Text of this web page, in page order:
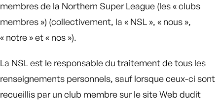
membres de la Northern Super League (les « clubs
membres ») (collectivement, la « NSL », « nous »,
« notre » et « nos »).
La NSL est le responsable du traitement de tous les
renseignements personnels, sauf lorsque ceux-ci sont
recueillis par un club membre sur le site Web dudit